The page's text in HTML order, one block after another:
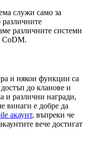
служи само за
различните системи
CoDM.
и някои функции са
до кланове и
и различни награди,
винаги е добре да
акаунт, въпреки че
вече достигат